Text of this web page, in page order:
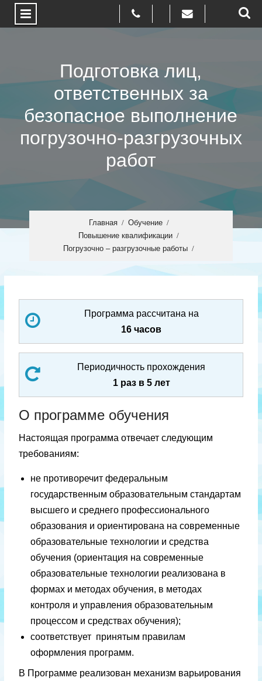
Подготовка лиц,
ответственных за
безопасное выполнение
погрузочно-разгрузочных
работ
Главная
Обучение
Повышение квалификации
Погрузочно – разгрузочные работы
Программа рассчитана на
16 часов
Периодичность прохождения
1 раз в 5 лет
О программе обучения
Настоящая программа отвечает следующим
требованиям:
не противоречит федеральным
государственным образовательным стандартам
высшего и среднего профессионального
образования и ориентирована на современные
образовательные технологии и средства
обучения (ориентация на современные
образовательные технологии реализована в
формах и методах обучения, в методах
контроля и управления образовательным
процессом и средствах обучения);
соответствует принятым правилам
оформления программ.
В Программе реализован механизм варьирования